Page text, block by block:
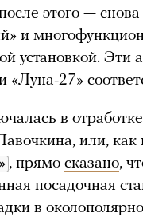
этого —
и
установкой. Эти
27»
в
или, как
, прямо сказано,
посадочная
в